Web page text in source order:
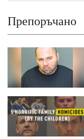
Препоръчано